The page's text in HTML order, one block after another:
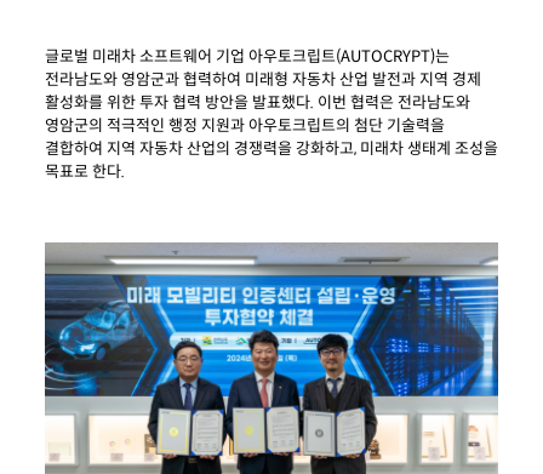
글로벌 미래차소프트웨어 기업 아우토크립트(AUTOCRYPT)는
전라남도와 영암군과협력하여 미래형 자동차산업 발전과 지역 경제
활성화를위한투자협력 방안을 발표했다. 이번 협력은 전라남도와
영암군의 적극적인 행정 지원과아우토크립트의 첨단 기술력을
결합하여 지역 자동차 산업의 경쟁력을 강화하고, 미래차생태계 조성을
목표로 한다.